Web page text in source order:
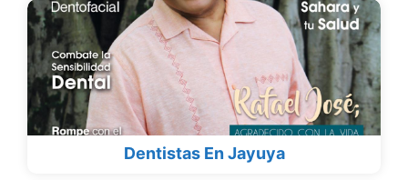
Dentistas En Jayuya